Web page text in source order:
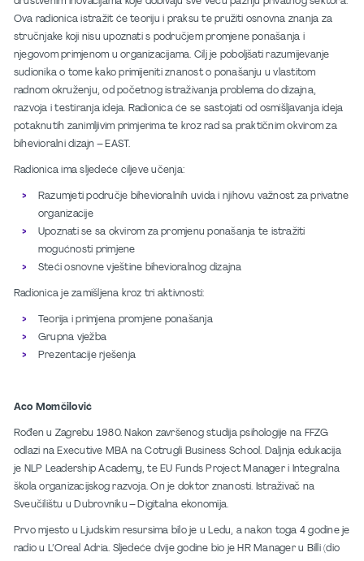
Ova radionica istražit će teoriju i praksu te pružiti osnovna znanja za
stručnjake koji nisu upoznati s područjem promjene ponašanja i
njegovom primjenom u organizacijama. Cilj je poboljšati razumijevanje
sudionika o tome kako primijeniti znanost o ponašanju u vlastitom
radnom okruženju, od početnog istraživanja problema do dizajna,
razvoja i testiranja ideja. Radionica će se sastojati od osmišljavanja ideja
potaknutih zanimljivim primjerima te kroz rad sa praktičnim okvirom za
bihevioralni dizajn – EAST.
Radionica ima sljedeće ciljeve učenja:
Razumjeti područje bihevioralnih uvida i njihovu važnost za privatne
organizacije
Upoznati se sa okvirom za promjenu ponašanja te istražiti
mogućnosti primjene
Steći osnovne vještine bihevioralnog dizajna
Radionica je zamišljena kroz tri aktivnosti:
Teorija i primjena promjene ponašanja
Grupna vježba
Prezentacije rješenja
Aco Momčilović
Rođen u Zagrebu 1980. Nakon završenog studija psihologije na FFZG
odlazi na Executive MBA na Cotrugli Business School. Daljnja edukacija
je NLP Leadership Academy, te EU Funds Project Manager i Integralna
škola organizacijskog razvoja. On je doktor znanosti. Istraživač na
Sveučilištu u Dubrovniku – Digitalna ekonomija.
Prvo mjesto u Ljudskim resursima bilo je u Ledu, a nakon toga 4 godine je
radio u L’Oreal Adria. Sljedeće dvije godine bio je HR Manager u Billi (dio